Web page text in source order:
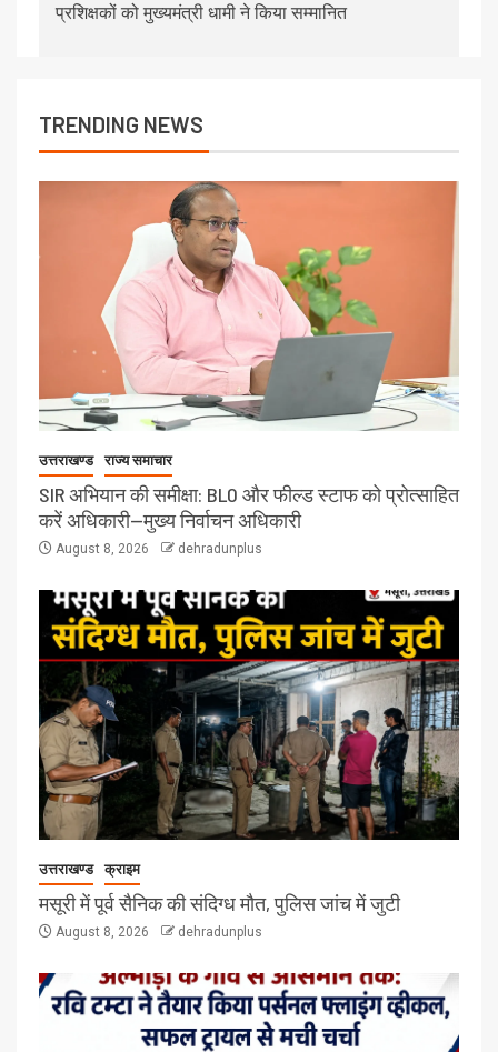
प्रशिक्षकों को मुख्यमंत्री धामी ने किया सम्मानित
TRENDING NEWS
उत्तराखण्ड राज्य समाचार
SIR अभियान की समीक्षा: BLO और फील्ड स्टाफ को प्रोत्साहित
करें अधिकारी—मुख्य निर्वाचन अधिकारी
August 8, 2026 dehradunplus
उत्तराखण्ड क्राइम
मसूरी में पूर्व सैनिक की संदिग्ध मौत, पुलिस जांच में जुटी
August 8, 2026 dehradunplus